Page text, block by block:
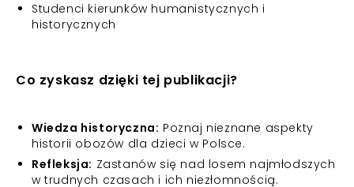
Studenci kierunków humanistycznych i
historycznych
Co zyskasz dzięki tej publikacji?
Wiedza historyczna: Poznaj nieznane aspekty
historii obozów dla dzieci w Polsce.
Refleksja: Zastanów się nad losem najmłodszych
w trudnych czasach i ich niezłomnością.